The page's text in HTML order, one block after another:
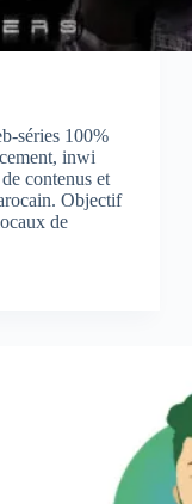
séries 100%
inwi
contenus et
Objectif
de